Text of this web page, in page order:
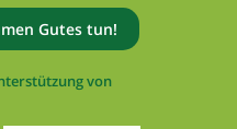
Gutes tun!
von